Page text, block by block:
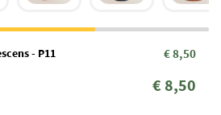
- P11 € 8,50
€ 8,50